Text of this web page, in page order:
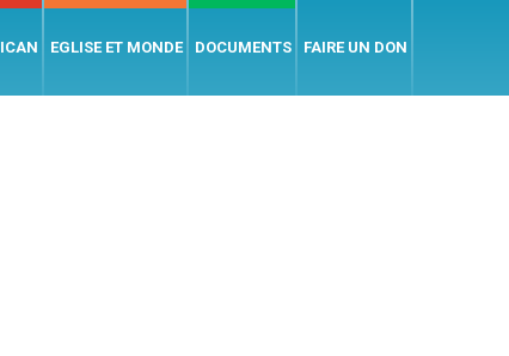
EGLISE ET MONDE DOCUMENTS FAIRE UN DON